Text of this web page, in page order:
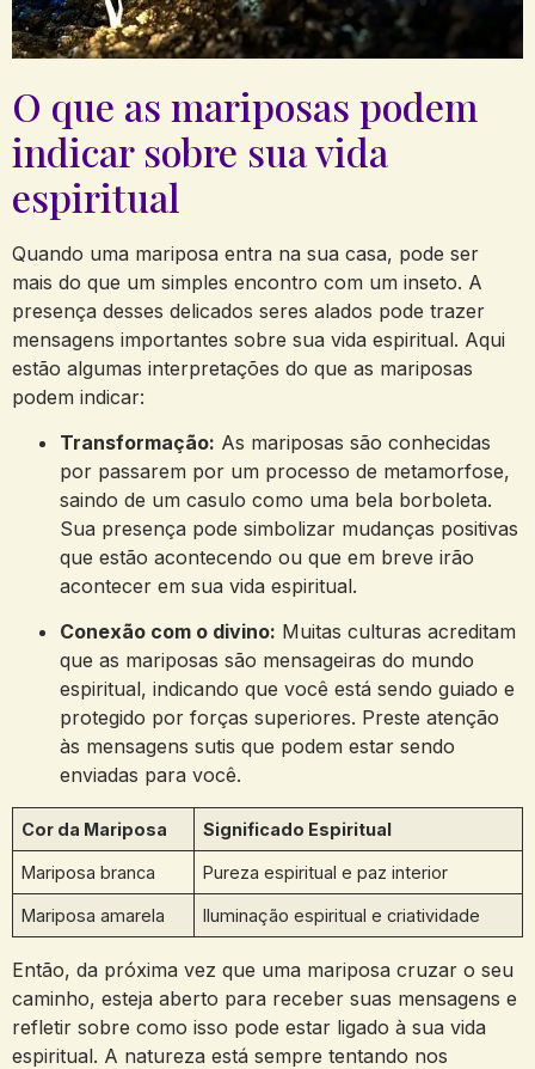
O que as mariposas podem
indicar sobre sua vida
espiritual
Quando uma mariposa entra na sua casa, pode ser
mais do que um simples encontro com um inseto. A
presença desses delicados seres alados pode trazer
mensagens importantes sobre sua vida espiritual. Aqui
estão algumas interpretações do que as mariposas
podem indicar:
Transformação: As mariposas são conhecidas
por passarem por um processo de metamorfose,
saindo de um casulo como uma bela borboleta.
Sua presença pode simbolizar mudanças positivas
que estão acontecendo ou que em breve irão
acontecer em sua vida espiritual.
Conexão com o divino: Muitas culturas acreditam
que as mariposas são mensageiras do mundo
espiritual, indicando que você está sendo guiado e
protegido por forças superiores. Preste atenção
às mensagens sutis que podem estar sendo
enviadas para você.
Cor da Mariposa Significado Espiritual
Mariposa branca Pureza espiritual e paz interior
Mariposa amarela Iluminação espiritual e criatividade
Então, da próxima vez que uma mariposa cruzar o seu
caminho, esteja aberto para receber suas mensagens e
refletir sobre como isso pode estar ligado à sua vida
espiritual. A natureza está sempre tentando nos